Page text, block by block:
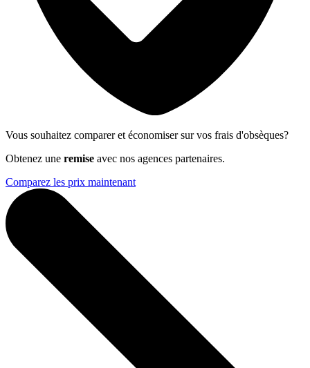
Vous souhaitez comparer et économiser sur vos frais d'obsèques?
Obtenez une remise avec nos agences partenaires.
Comparez les prix maintenant